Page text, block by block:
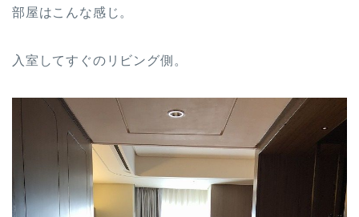
部屋はこんな感じ。
入室してすぐのリビング側。